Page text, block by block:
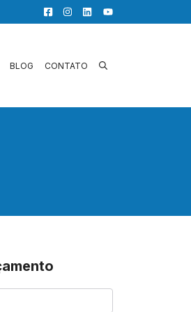
BLOG CONTATO